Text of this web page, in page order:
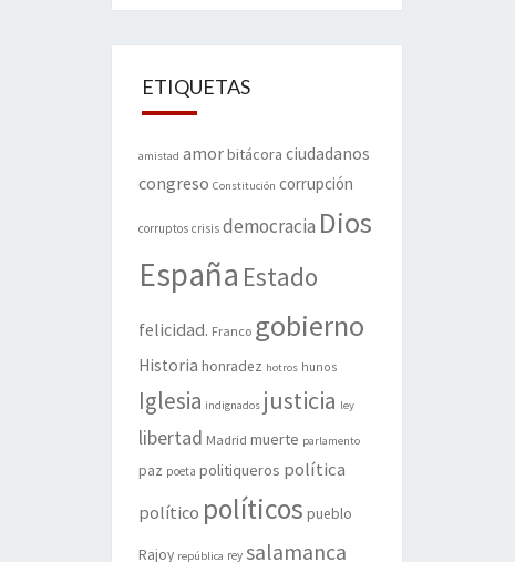
ETIQUETAS
amistad amorbitácora ciudadanos
congreso Constitución corrupción
corruptos crisis democracia Dios
España Estado
felicidad. Franco gobierno
Historia honradez hotros hunos
Iglesia indignados justicia ley
libertad Madrid muerte parlamento
paz poeta politiqueros política
político políticos pueblo
Rajoy república rey salamanca